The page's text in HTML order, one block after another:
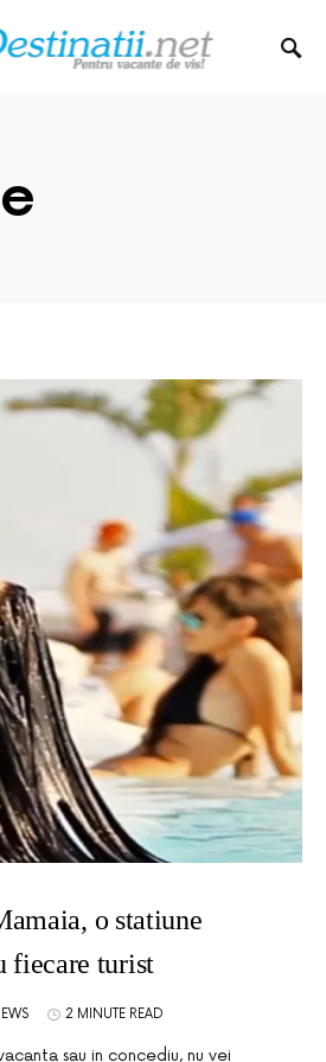
o statiune
fiecare turist
2 MINUTE READ
sau in concediu, nu vei